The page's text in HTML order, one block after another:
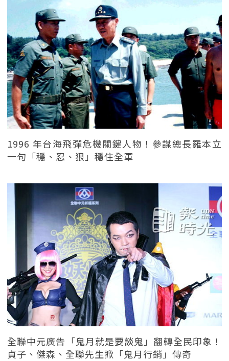
1996 年台海飛彈危機關鍵人物！參謀總長羅本立
一句「穩、忍、狠」穩住全軍
全聯中元廣告「鬼月就是要談鬼」翻轉全民印象！
貞子、傑森、全聯先生掀「鬼月行銷」傳奇